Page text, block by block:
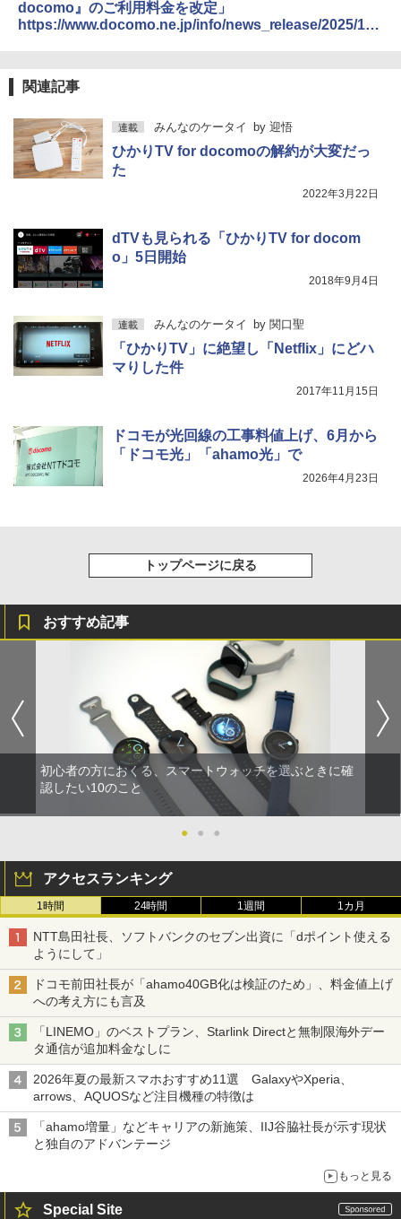
docomo』のご利用料金を改定」
https://www.docomo.ne.jp/info/news_release/2025/12/
関連記事
連載 みんなのケータイ by 迎悟
ひかりTV for docomoの解約が大変だっ
た
2022年3月22日
dTVも見られる「ひかりTV for docom
o」5日開始
2018年9月4日
連載 みんなのケータイ by 関口聖
「ひかりTV」に絶望し「Netflix」にどハ
マりした件
2017年11月15日
ドコモが光回線の工事料値上げ、6月から
「ドコモ光」「ahamo光」で
2026年4月23日
トップページに戻る
おすすめ記事
初心者の方におくる、スマートウォッチを選ぶときに確
認したい10のこと
● ● ●
アクセスランキング
1時間 24時間 1週間 1カ月
NTT島田社長、ソフトバンクのセブン出資に「dポイント使える
ようにして」
ドコモ前田社長が「ahamo40GB化は検証のため」、料金値上げ
への考え方にも言及
「LINEMO」のベストプラン、Starlink Directと無制限海外デー
タ通信が追加料金なしに
2026年夏の最新スマホおすすめ11選 GalaxyやXperia、
arrows、AQUOSなど注目機種の特徴は
「ahamo増量」などキャリアの新施策、IIJ谷脇社長が示す現状
と独自のアドバンテージ
もっと見る
Special Site